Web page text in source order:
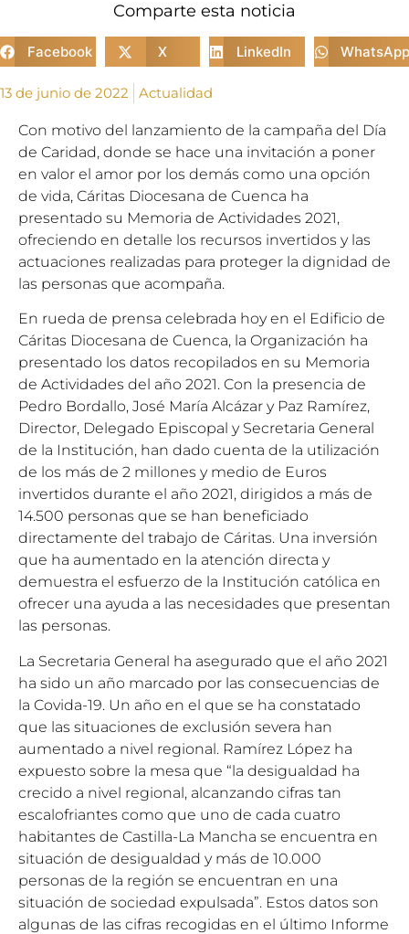
Comparte esta noticia
Facebook X LinkedIn WhatsApp
13 de junio de 2022 Actualidad
Con motivo del lanzamiento de la campaña del Día
de Caridad, donde se hace una invitación a poner
en valor el amor por los demás como una opción
de vida, Cáritas Diocesana de Cuenca ha
presentado su Memoria de Actividades 2021,
ofreciendo en detalle los recursos invertidos y las
actuaciones realizadas para proteger la dignidad de
las personas que acompaña.
En rueda de prensa celebrada hoy en el Edificio de
Cáritas Diocesana de Cuenca, la Organización ha
presentado los datos recopilados en su Memoria
de Actividades del año 2021. Con la presencia de
Pedro Bordallo, José María Alcázar y Paz Ramírez,
Director, Delegado Episcopal y Secretaria General
de la Institución, han dado cuenta de la utilización
de los más de 2 millones y medio de Euros
invertidos durante el año 2021, dirigidos a más de
14.500 personas que se han beneficiado
directamente del trabajo de Cáritas. Una inversión
que ha aumentado en la atención directa y
demuestra el esfuerzo de la Institución católica en
ofrecer una ayuda a las necesidades que presentan
las personas.
La Secretaria General ha asegurado que el año 2021
ha sido un año marcado por las consecuencias de
la Covida-19. Un año en el que se ha constatado
que las situaciones de exclusión severa han
aumentado a nivel regional. Ramírez López ha
expuesto sobre la mesa que “la desigualdad ha
crecido a nivel regional, alcanzando cifras tan
escalofriantes como que uno de cada cuatro
habitantes de Castilla-La Mancha se encuentra en
situación de desigualdad y más de 10.000
personas de la región se encuentran en una
situación de sociedad expulsada”. Estos datos son
algunas de las cifras recogidas en el último Informe